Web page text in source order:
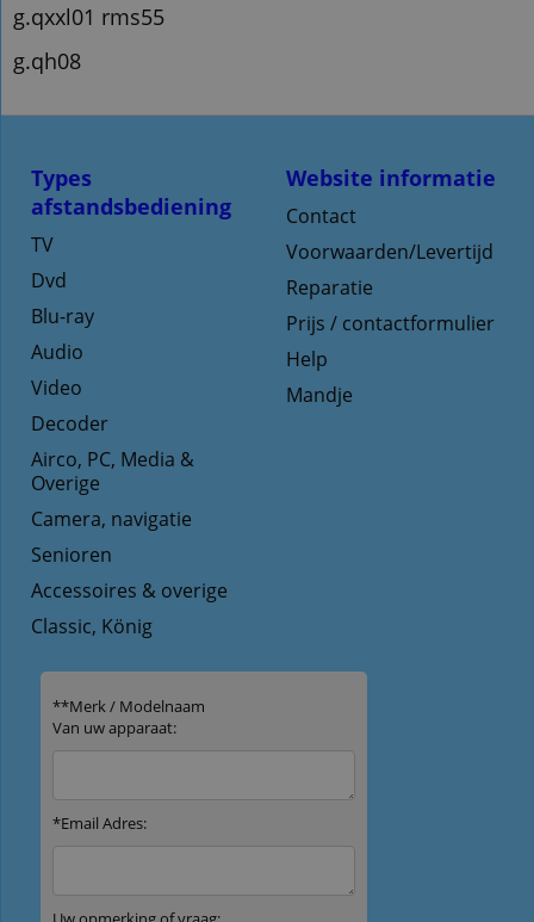
g.qxxl01 rms55
g.qh08
Website informatie
Contact
Voorwaarden/Levertijd
Reparatie
Prijs / contactformulier
Help
Mandje
Types
afstandsbediening
TV
Dvd
Blu-ray
Audio
Video
Decoder
Airco, PC, Media &
Overige
Camera, navigatie
Senioren
Accessoires & overige
Classic, König